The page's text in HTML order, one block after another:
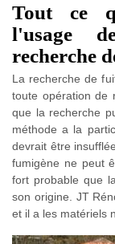
Tout ce
l'usage
recherche
La recherche de
toute opération de
que la recherche
méthode a la
devrait être
fumigène ne peut
fort probable que
son origine. JT
et il a les matériels